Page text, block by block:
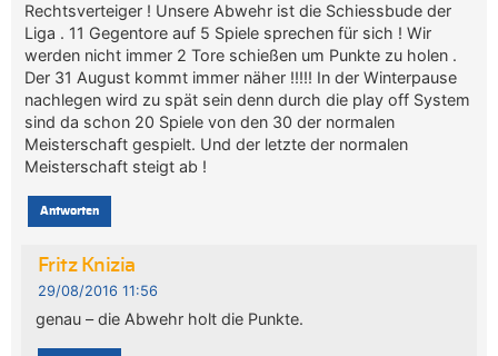
Rechtsverteiger ! Unsere Abwehr ist die Schiessbude der
Liga . 11 Gegentore auf 5 Spiele sprechen für sich ! Wir
werden nicht immer 2 Tore schießen um Punkte zu holen .
Der 31 August kommt immer näher !!!!! In der Winterpause
nachlegen wird zu spät sein denn durch die play off System
sind da schon 20 Spiele von den 30 der normalen
Meisterschaft gespielt. Und der letzte der normalen
Meisterschaft steigt ab !
Antworten
Fritz Knizia
29/08/2016 11:56
genau – die Abwehr holt die Punkte.